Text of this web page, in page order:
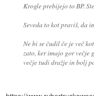
Krogle prebijejo to BP.
Seveda to kot praviš, da
Ne bi se čudil če je več
zato, ker imajo gor večje
večje tudi dražje in bolj